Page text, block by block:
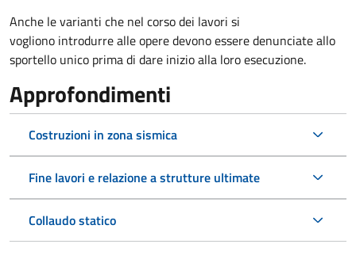
Anche le varianti che nel corso dei lavori si
vogliono introdurre alle opere devono essere denunciate allo
sportello unico prima di dare inizio alla loro esecuzione.
Approfondimenti
Costruzioni in zona sismica
Fine lavori e relazione a strutture ultimate
Collaudo statico